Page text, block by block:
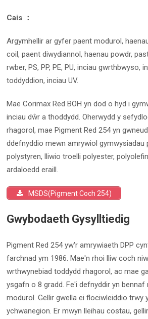
Cais ：
Argymhellir ar gyfer paent modurol,
coil, paent diwydiannol, haenau powdr,
rwber, PS, PP, PE, PU, inciau gwrthbwyso,
toddyddion, inciau UV.
Mae Corimax Red BOH yn dod o hyd i
inciau dŵr a thoddydd. Oherwydd y
rhagorol, mae Pigment Red 254 yn
ddefnyddio mewn amrywiol gymwysiadau
polystyren, lliwio troelli polyester,
ardaloedd eraill.
MSDS(Pigment Coch 254)
Gwybodaeth Gysylltiedig
Pigment Red 254 yw'r amrywiaeth DPP
farchnad ym 1986. Mae'n rhoi lliw coch
wrthwynebiad toddydd rhagorol, ac mae
ysgafn o 8 gradd. Fe'i defnyddir yn
modurol. Gellir gwella ei flociwleiddio trwy
ychwanegion. Er mwyn lleihau costau,